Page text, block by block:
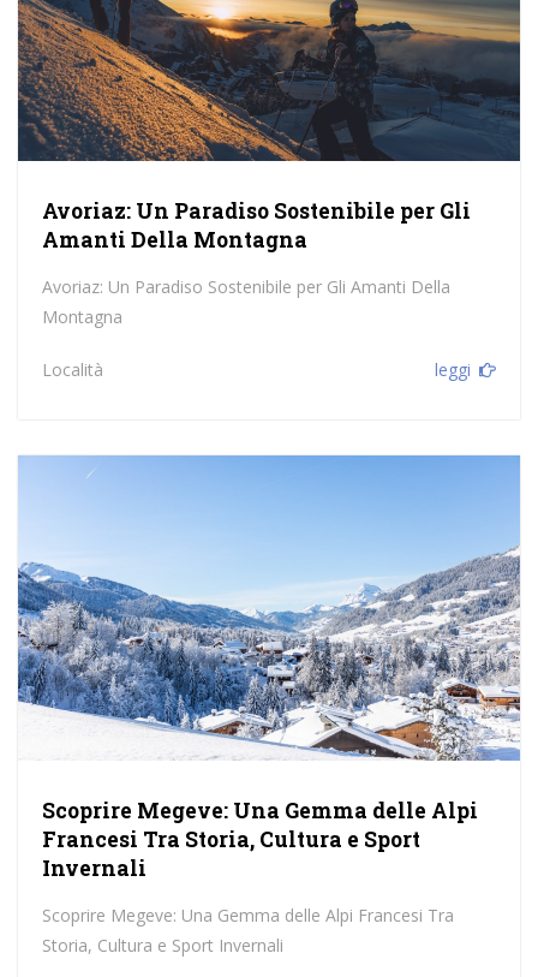
Avoriaz: Un Paradiso Sostenibile per Gli
Amanti Della Montagna
Avoriaz: Un Paradiso Sostenibile per Gli Amanti Della
Montagna
Località leggi
Scoprire Megeve: Una Gemma delle Alpi
Francesi Tra Storia, Cultura e Sport
Invernali
Scoprire Megeve: Una Gemma delle Alpi Francesi Tra
Storia, Cultura e Sport Invernali